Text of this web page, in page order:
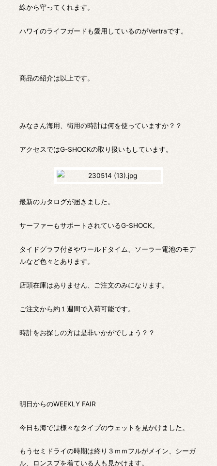
線から守ってくれます。
ハワイのライフガードも愛用しているのがVertraです。
商品の紹介は以上です。
みなさん海用、街用の時計は何を使っていますか？？
アクセスではG-SHOCKの取り扱いもしています。
最新のカタログが届きました。
サーファーもサポートされているG-SHOCK。
タイドグラフ付きやワールドタイム、ソーラー電池のモデ
ルなど色々とあります。
店頭在庫はありません、ご注文のみになります。
ご注文から約１週間で入荷可能です。
時計をお探しの方は是非いかがでしょう？？
明日からのWEEKLY FAIR
今日も海では様々なタイプのウェットを見かけました。
もうセミドライの時期は終り３ｍｍフルがメイン、シーガ
ル、ロンスプを着ている人も見かけます。